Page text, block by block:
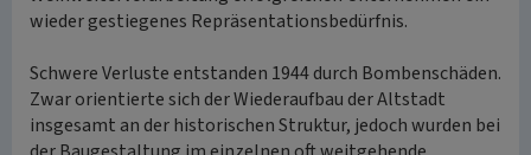
wieder gestiegenes Repräsentationsbedürfnis.
Schwere Verluste entstanden 1944 durch Bombenschäden.
Zwar orientierte sich der Wiederaufbau der Altstadt
insgesamt an der historischen Struktur, jedoch wurden bei